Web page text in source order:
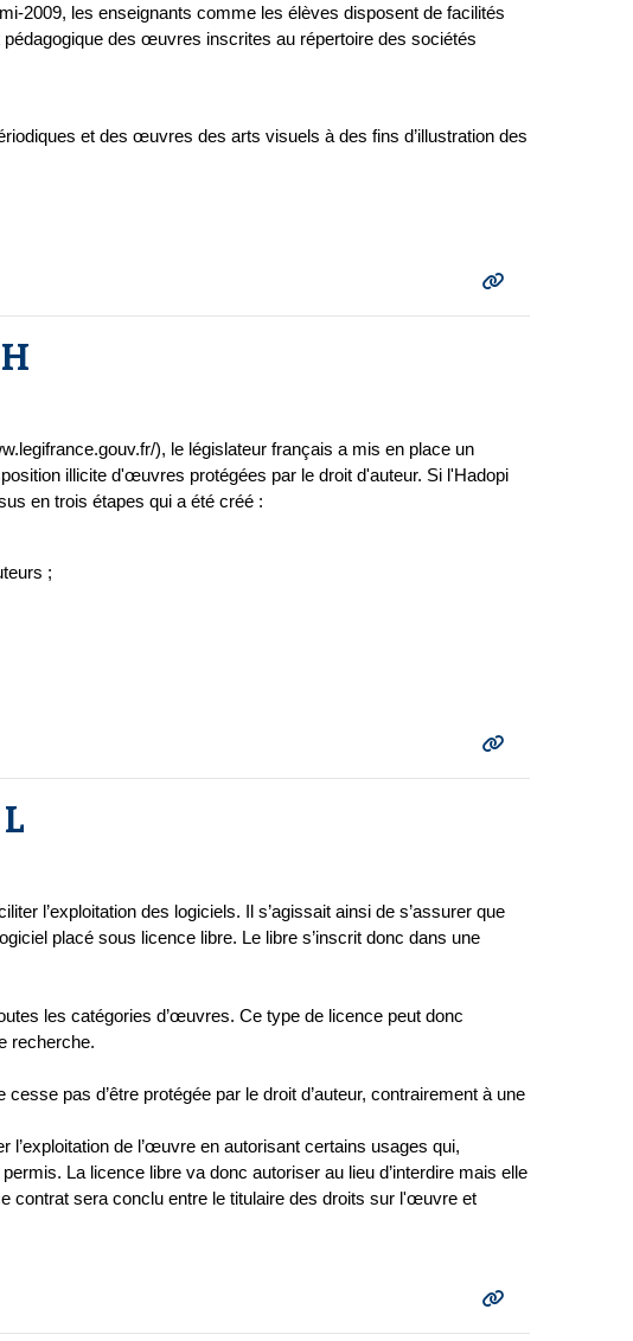
2009, les enseignants comme les élèves disposent de facilités
des œuvres inscrites au répertoire des sociétés
et des œuvres des arts visuels à des fins d’illustration des
H
), le législateur français a mis en place un
illicite d'œuvres protégées par le droit d'auteur. Si l'Hadopi
en trois étapes qui a été créé :
;
L
l’exploitation des logiciels. Il s’agissait ainsi de s’assurer que
placé sous licence libre. Le libre s’inscrit donc dans une
les catégories d’œuvres. Ce type de licence peut donc
recherche.
pas d’être protégée par le droit d’auteur, contrairement à une
de l’œuvre en autorisant certains usages qui,
La licence libre va donc autoriser au lieu d’interdire mais elle
contrat sera conclu entre le titulaire des droits sur l'œuvre et